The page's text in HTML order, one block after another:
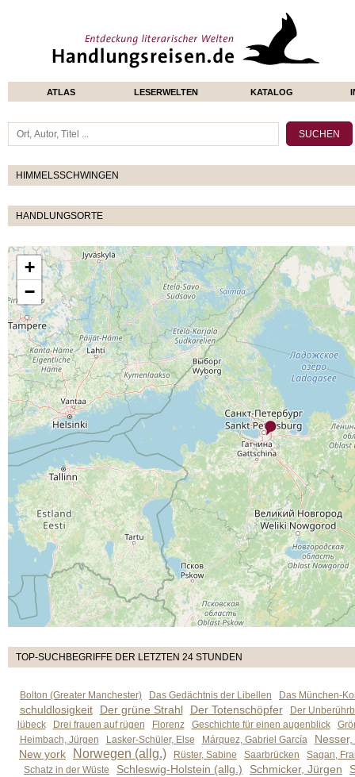
ATLAS LESERWELTEN KATALOG
HIMMELSSCHWINGEN
HANDLUNGSORTE
+
−
TOP-SUCHBEGRIFFE DER LETZTEN 24 STUNDEN
Bolton (Greater Manchester) Das Gedächtnis der Libellen Das München-
schuldlosigkeit Der grüne Strahl Der Totenschöpfer
Der
lübeck
Drei frauen auf rügen Florenz Geschichte für einen augenblick
Heimbach, Jürgen
Lasker-Schüler, Else Márquez, Gabriel García
New york
Norwegen (allg.) Rüster, Sabine Saarbrücken
Sagan,
Schatz in der Wüste
Schleswig-Holstein (allg.) Schmicker, Jürgen